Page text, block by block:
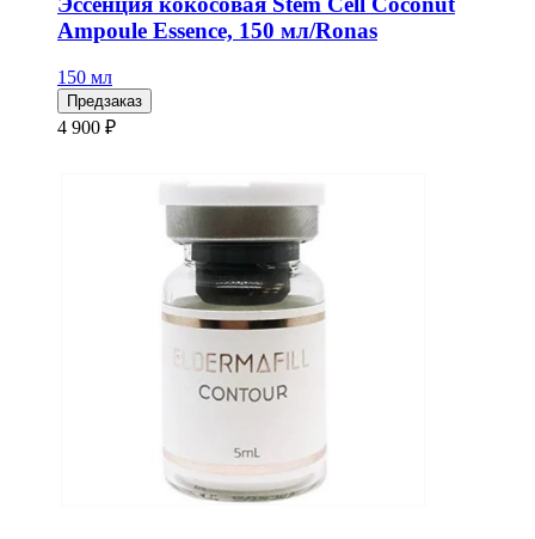
Ampoule Essence, 150 мл/Ronas
150 мл
Предзаказ
4 900 ₽